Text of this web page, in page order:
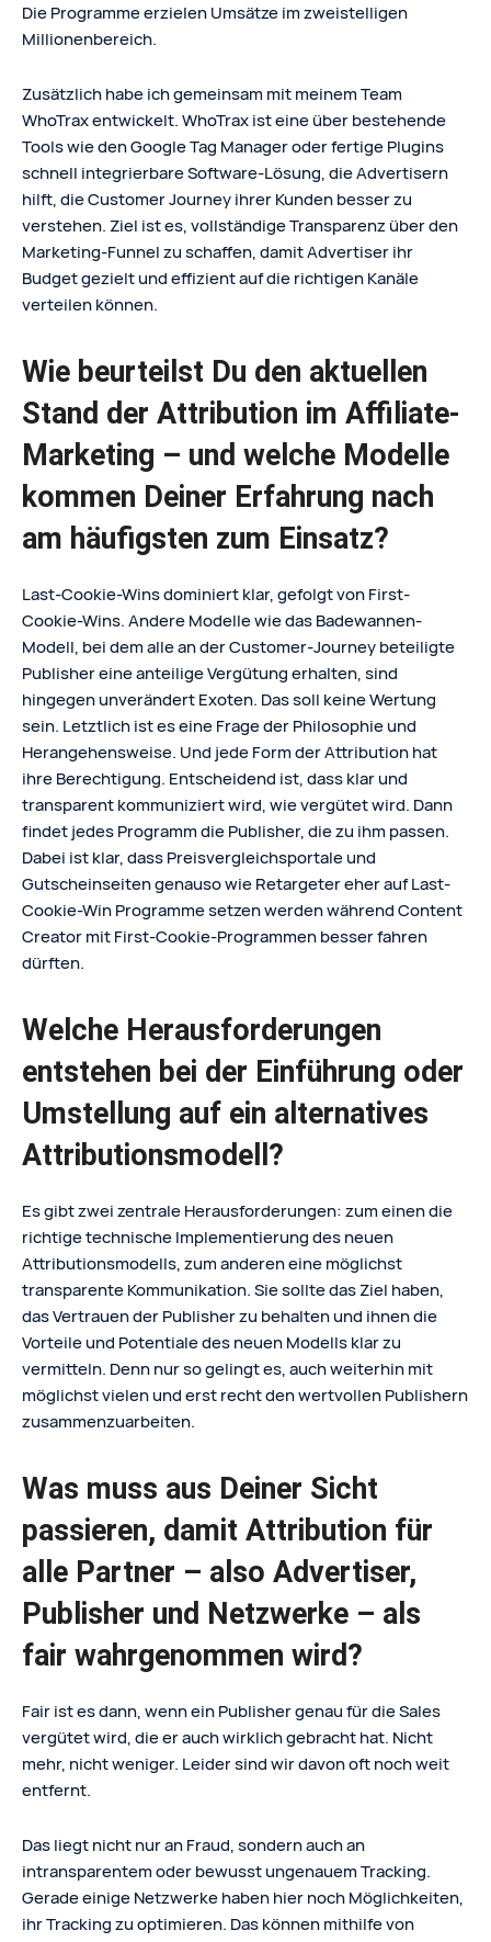
Die Programme erzielen Umsätze im zweistelligen
Millionenbereich.
Zusätzlich habe ich gemeinsam mit meinem Team
WhoTrax entwickelt. WhoTrax ist eine über bestehende
Tools wie den Google Tag Manager oder fertige Plugins
schnell integrierbare Software-Lösung, die Advertisern
hilft, die Customer Journey ihrer Kunden besser zu
verstehen. Ziel ist es, vollständige Transparenz über den
Marketing-Funnel zu schaffen, damit Advertiser ihr
Budget gezielt und effizient auf die richtigen Kanäle
verteilen können.
Wie beurteilst Du den aktuellen
Stand der Attribution im Affiliate-
Marketing – und welche Modelle
kommen Deiner Erfahrung nach
am häufigsten zum Einsatz?
Last-Cookie-Wins dominiert klar, gefolgt von First-
Cookie-Wins. Andere Modelle wie das Badewannen-
Modell, bei dem alle an der Customer-Journey beteiligte
Publisher eine anteilige Vergütung erhalten, sind
hingegen unverändert Exoten. Das soll keine Wertung
sein. Letztlich ist es eine Frage der Philosophie und
Herangehensweise. Und jede Form der Attribution hat
ihre Berechtigung. Entscheidend ist, dass klar und
transparent kommuniziert wird, wie vergütet wird. Dann
findet jedes Programm die Publisher, die zu ihm passen.
Dabei ist klar, dass Preisvergleichsportale und
Gutscheinseiten genauso wie Retargeter eher auf Last-
Cookie-Win Programme setzen werden während Content
Creator mit First-Cookie-Programmen besser fahren
dürften.
Welche Herausforderungen
entstehen bei der Einführung oder
Umstellung auf ein alternatives
Attributionsmodell?
Es gibt zwei zentrale Herausforderungen: zum einen die
richtige technische Implementierung des neuen
Attributionsmodells, zum anderen eine möglichst
transparente Kommunikation. Sie sollte das Ziel haben,
das Vertrauen der Publisher zu behalten und ihnen die
Vorteile und Potentiale des neuen Modells klar zu
vermitteln. Denn nur so gelingt es, auch weiterhin mit
möglichst vielen und erst recht den wertvollen Publishern
zusammenzuarbeiten.
Was muss aus Deiner Sicht
passieren, damit Attribution für
alle Partner – also Advertiser,
Publisher und Netzwerke – als
fair wahrgenommen wird?
Fair ist es dann, wenn ein Publisher genau für die Sales
vergütet wird, die er auch wirklich gebracht hat. Nicht
mehr, nicht weniger. Leider sind wir davon oft noch weit
entfernt.
Das liegt nicht nur an Fraud, sondern auch an
intransparentem oder bewusst ungenauem Tracking.
Gerade einige Netzwerke haben hier noch Möglichkeiten,
ihr Tracking zu optimieren. Das können mithilfe von